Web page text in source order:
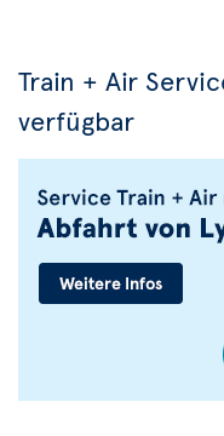
Train + Air
verfügbar